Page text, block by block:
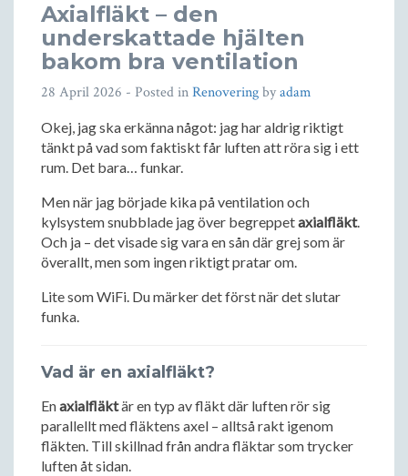
Axialfläkt – den
underskattade hjälten
bakom bra ventilation
28 April 2026 - Posted inRenoveringbyadam
Okej, jag ska erkänna något: jag har aldrig riktigt
tänkt på vad som faktiskt får luften att röra sig i ett
rum. Det bara… funkar.
Men när jag började kika på ventilation och
kylsystem snubblade jag över begreppetaxialfläkt.
Och ja – det visade sig vara en sån där grej som är
överallt, men som ingen riktigt pratar om.
Lite som WiFi. Du märker det först när det slutar
funka.
Vad är en axialfläkt?
Enaxialfläktär en typ av fläkt där luften rör sig
parallellt med fläktens axel – alltså rakt igenom
fläkten. Till skillnad från andra fläktar som trycker
luften åt sidan.